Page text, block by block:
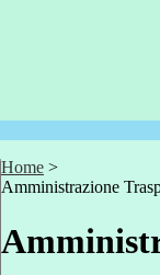
Home >
Amministrazione